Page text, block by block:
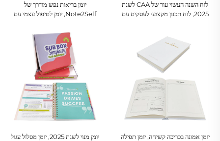
לוח השנה העשוי עור של CAA לשנת
2025, לוח תכנון מקצועי לעסקים עם
יומן בריאות נפש מודרך של
Note2Self, יומן לטיפול עצמי עם
יומן אמונה בכריכה קשיחה, יומן תפילה
יומן מנוי לשנת 2025, יומן מסלול עגול